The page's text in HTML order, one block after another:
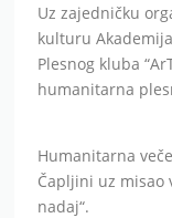
Uz zajedničku
kulturu
Plesnog kluba
humanitarna
Humanitarna
Čapljini uz misao
nadaj“.